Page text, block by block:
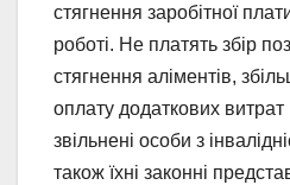
стягнення заробітної
роботі. Не платять збір
стягнення аліментів,
оплату додаткових
звільнені особи з
також їхні законні